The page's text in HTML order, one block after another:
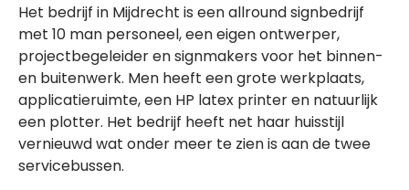
Het bedrijf in Mijdrecht is een allround signbedrijf
met 10 man personeel, een eigen ontwerper,
projectbegeleider en signmakers voor het binnen-
en buitenwerk. Men heeft een grote werkplaats,
applicatieruimte, een HP latex printer en natuurlijk
een plotter. Het bedrijf heeft net haar huisstijl
vernieuwd wat onder meer te zien is aan de twee
servicebussen.